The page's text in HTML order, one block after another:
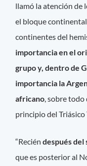
llamó la atención de
el bloque
continentes del
importancia en el
grupo y, dentro de
importancia la
africano , sobre
principio del Triásico
“Reciéndespués
que es posterior al